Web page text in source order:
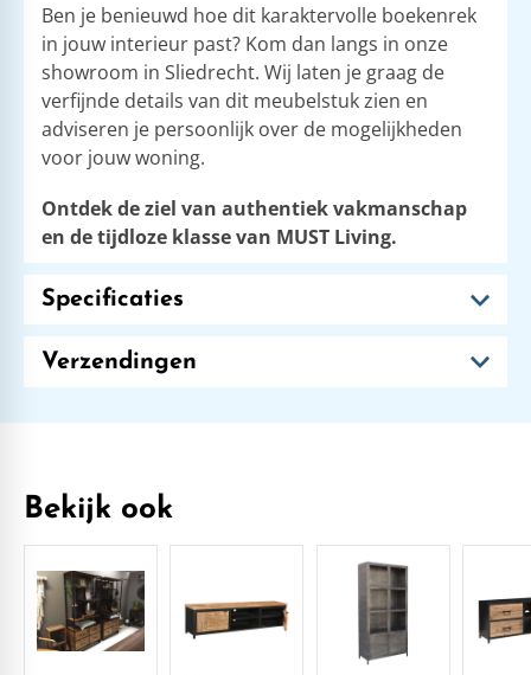
Ben je benieuwd hoe dit karaktervolle boekenrek
in jouw interieur past? Kom dan langs in onze
showroom in Sliedrecht. Wij laten je graag de
verfijnde details van dit meubelstuk zien en
adviseren je persoonlijk over de mogelijkheden
voor jouw woning.
Ontdek de ziel van authentiek vakmanschap
en de tijdloze klasse van MUST Living.
Specificaties
Verzendingen
Bekijk ook